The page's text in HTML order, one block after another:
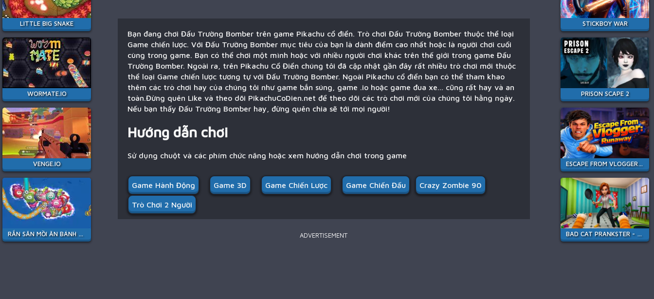
LITTLE BIG SNAKE
WORMATE.IO
VENGE.IO
RẮN SĂN MỒI ĂN BÁNH KẸO
Bạn đang chơi Đấu Trường Bomber trên game Pikachu cổ điển. Trò chơi Đấu Trường Bomber thuộc thể loại
Game chiến lược. Với Đấu Trường Bomber mục tiêu của bạn là dành điểm cao nhất hoặc là người chơi cuối
cùng trong game. Bạn có thể chơi một mình hoặc với nhiều người chơi khác trên thế giới trong game Đấu
Trường Bomber. Ngoài ra, trên Pikachu Cổ Điển chúng tôi đã cập nhật gần đây rất nhiều trò chơi mới thuộc
thể loại Game chiến lược tương tự với Đấu Trường Bomber. Ngoài Pikachu cổ điển bạn có thể tham khao
thêm các trò chơi hay của chúng tôi như game bắn súng, game .io hoặc game đua xe... cũng rất hay và an
toàn.Đừng quên Like và theo dõi PikachuCoDien.net để theo dõi các trò chơi mới của chúng tôi hằng ngày.
Nếu bạn thấy Đấu Trường Bomber hay, đừng quên chia sẽ tới mọi người!
Hướng dẫn chơi
Sử dụng chuột và các phím chức năng hoặc xem hướng dẫn chơi trong game
Game Hành Động Game 3D Game Chiến Lược Game Chiến Đấu Crazy Zombie 90
Trò Chơi 2 Người
ADVERTISEMENT
STICKBOY WAR
PRISON SCAPE 2
ESCAPE FROM VLOGGER: RUNAWAY
BAD CAT PRANKSTER - MOM IS RETURN